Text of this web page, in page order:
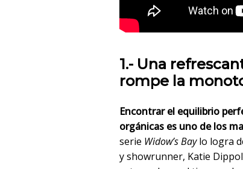
1.- Una
rompe la
Encontrar el equilibrio
orgánicas es uno de los
serie Widow’s Baylo logra
y showrunner, Katie